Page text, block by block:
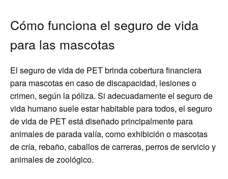
Cómo funciona el seguro de vida
para las mascotas
El seguro de vida de PET brinda cobertura financiera
para mascotas en caso de discapacidad, lesiones o
crimen, según la póliza. Si adecuadamente el seguro de
vida humano suele estar habitable para todos, el seguro
de vida de PET está diseñado principalmente para
animales de parada valía, como exhibición o mascotas
de cría, rebaño, caballos de carreras, perros de servicio y
animales de zoológico.